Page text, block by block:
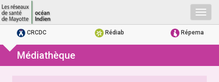
CRCDC Rédiab Répema
Médiathèque